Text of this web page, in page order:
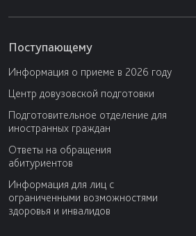
Поступающему
Информация о приеме в 2026 году
Центр довузовской подготовки
Подготовительное отделение для
иностранных граждан
Ответы на обращения
абитуриентов
Информация для лиц с
ограниченными возможностями
здоровья и инвалидов